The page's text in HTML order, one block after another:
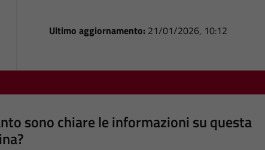
Ultimo aggiornamento: 21/01/2026, 10:12
sono chiare le informazioni su questa